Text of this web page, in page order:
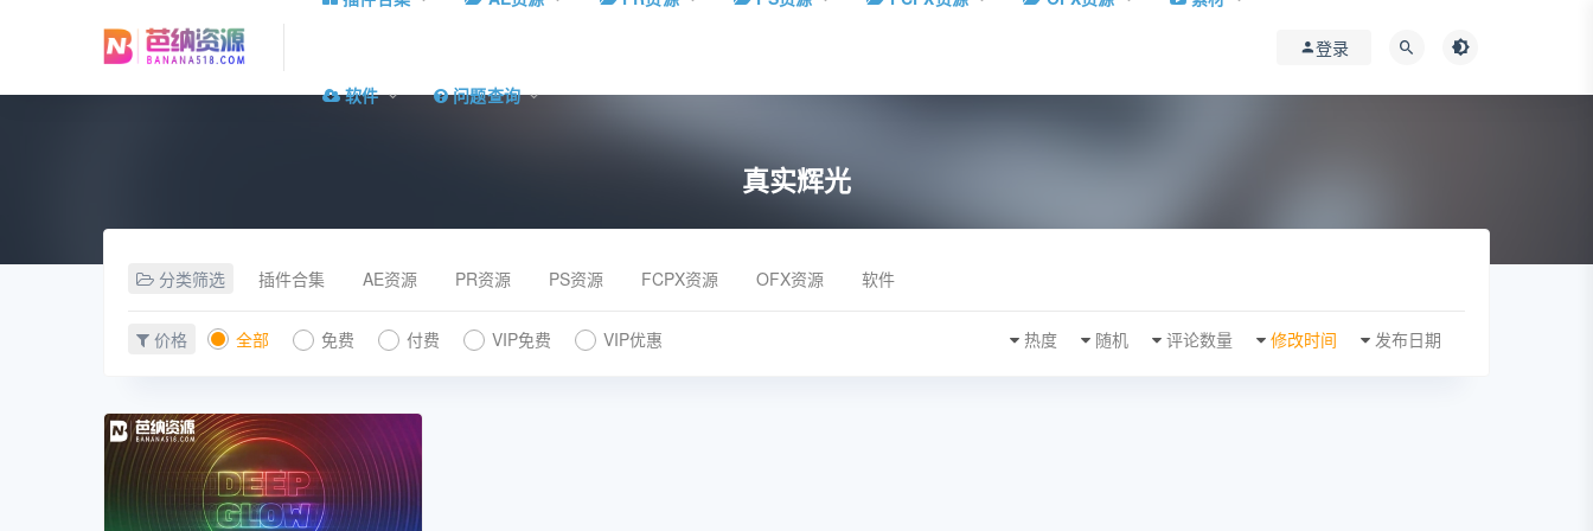
软件 问题查询
登录
真实辉光
分类筛选 插件合集 AE资源 PR资源 PS资源 FCPX资源 OFX资源 软件
价格 全部 免费 付费 VIP免费 VIP优惠 发布日期
修改时间
评论数量
随机
热度